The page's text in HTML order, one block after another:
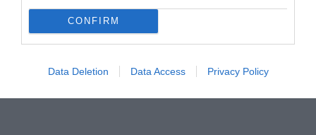
CONFIRM
Data Deletion Data Access Privacy Policy